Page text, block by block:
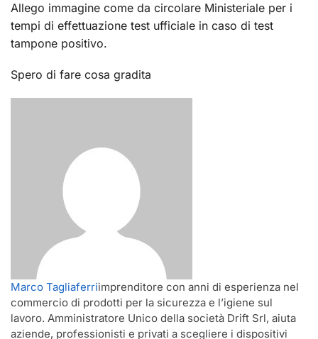
Allego immagine come da circolare Ministeriale per i
tempi di effettuazione test ufficiale in caso di test
tampone positivo.
Spero di fare cosa gradita
Marco Tagliaferriimprenditore con anni di esperienza nel
commercio di prodotti per la sicurezza e l’igiene sul
lavoro. Amministratore Unico della società Drift Srl, aiuta
aziende, professionisti e privati a scegliere i dispositivi